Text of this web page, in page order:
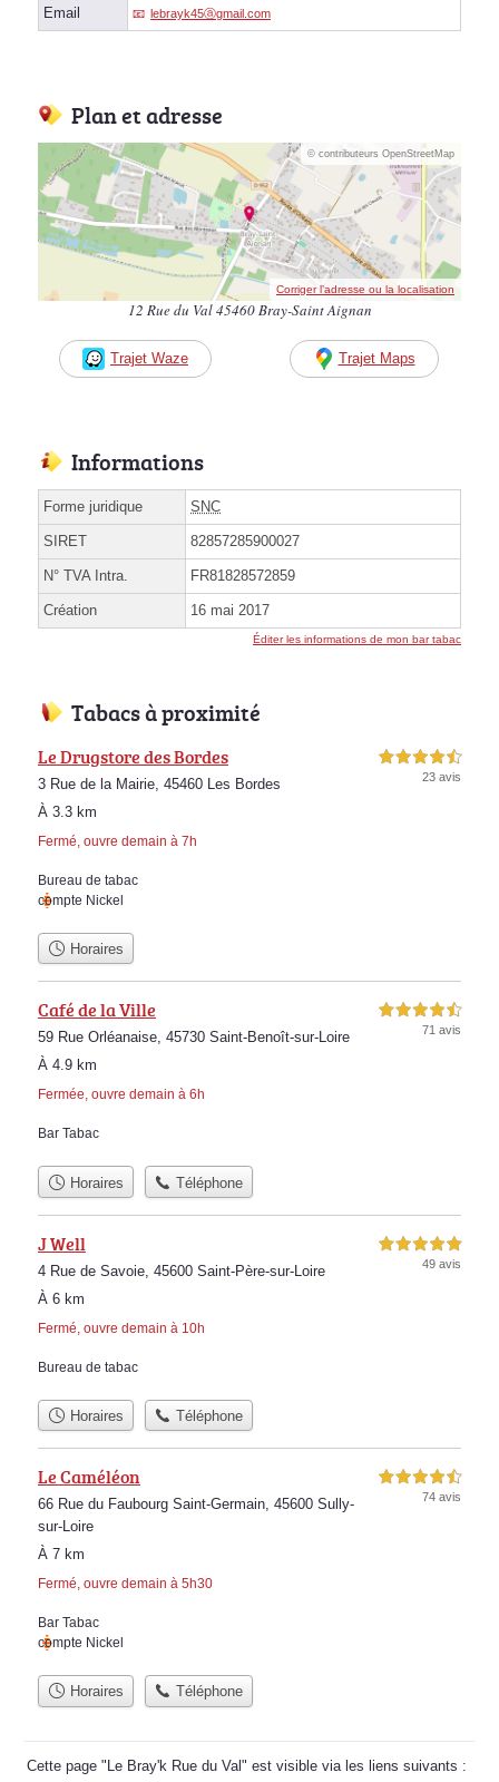
Email lebrayk45ⓐgmail.com
Plan et adresse
© contributeurs OpenStreetMap
Corriger l’adresse ou la localisation
12 Rue du Val 45460 Bray-Saint Aignan
Trajet Waze Trajet Maps
Informations
Forme juridique SNC
SIRET 82857285900027
N° TVA Intra. FR81828572859
Création 16 mai 2017
Éditer les informations de mon bar tabac
Tabacs à proximité
Le Drugstore des Bordes
3 Rue de la Mairie, 45460 Les Bordes
À 3.3 km
Fermé, ouvre demain à 7h
4,5 étoiles sur 5
23 avis
Bureau de tabac
compte Nickel
Horaires
Café de la Ville
59 Rue Orléanaise, 45730 Saint-Benoît-sur-Loire
À 4.9 km
Fermée, ouvre demain à 6h
4,5 étoiles sur 5
71 avis
Bar Tabac
Horaires Téléphone
J Well
4 Rue de Savoie, 45600 Saint-Père-sur-Loire
À 6 km
Fermé, ouvre demain à 10h
5,0 étoiles sur 5
49 avis
Bureau de tabac
Horaires Téléphone
Le Caméléon
66 Rue du Faubourg Saint-Germain, 45600 Sully-
sur-Loire
À 7 km
Fermé, ouvre demain à 5h30
4,5 étoiles sur 5
74 avis
Bar Tabac
compte Nickel
Horaires Téléphone
Cette page "Le Bray'k Rue du Val" est visible via les liens suivants :